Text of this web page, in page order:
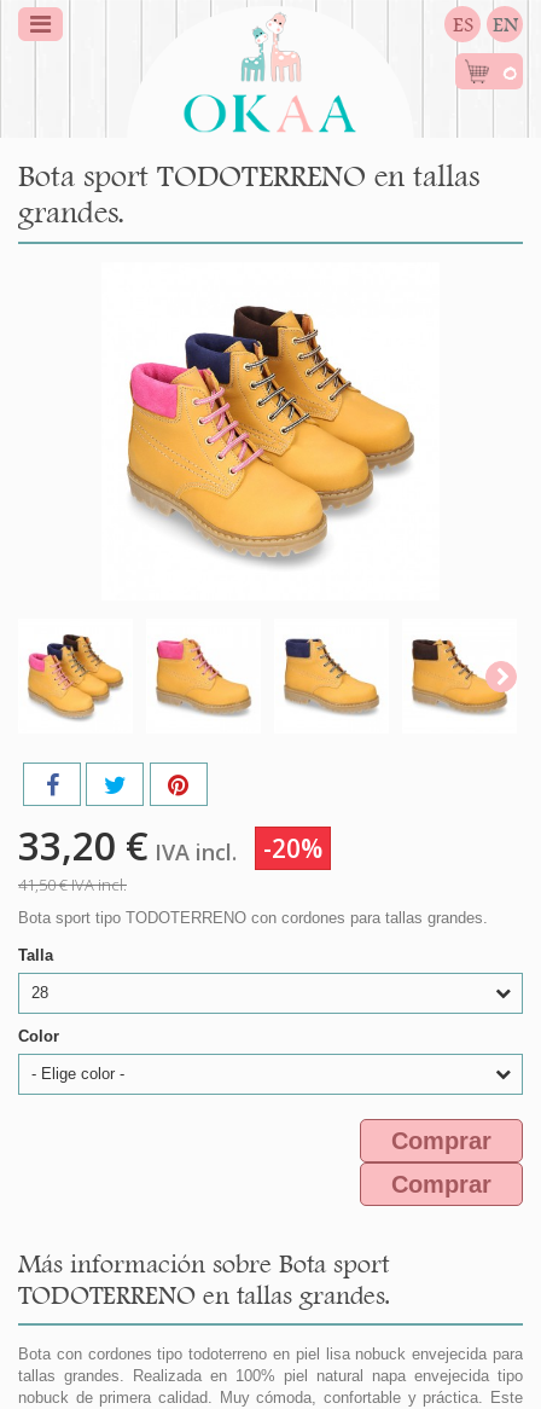
ES EN
0
Bota sport TODOTERRENO en tallas
grandes.
33,20 € IVA incl. -20%
41,50 €IVA incl.
Bota sport tipo TODOTERRENO con cordones para tallas grandes.
Talla
28
Color
- Elige color -
Comprar
Comprar
Más información sobre Bota sport
TODOTERRENO en tallas grandes.
Bota con cordones tipo todoterreno en piel lisa nobuck envejecida para
tallas grandes. Realizada en 100% piel natural napa envejecida tipo
nobuck de primera calidad. Muy cómoda, confortable y práctica. Este